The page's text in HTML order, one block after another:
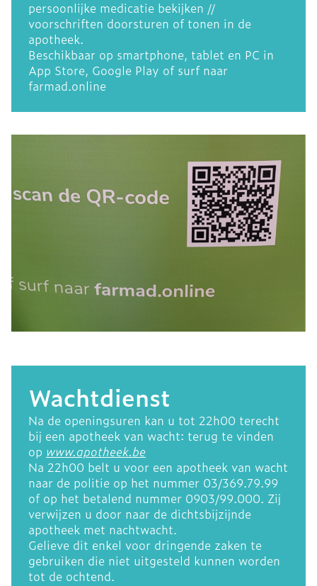
persoonlijke medicatie bekijken //
voorschriften doorsturen of tonen in de
apotheek.
Beschikbaar op smartphone, tablet en PC in
App Store, Google Play of surf naar
farmad.online
Wachtdienst
Na de openingsuren kan u tot 22h00 terecht
bij een apotheek van wacht: terug te vinden
op www.apotheek.be
Na 22h00 belt u voor een apotheek van wacht
naar de politie op het nummer 03/369.79.99
of op het betalend nummer 0903/99.000. Zij
verwijzen u door naar de dichtsbijzijnde
apotheek met nachtwacht.
Gelieve dit enkel voor dringende zaken te
gebruiken die niet uitgesteld kunnen worden
tot de ochtend.